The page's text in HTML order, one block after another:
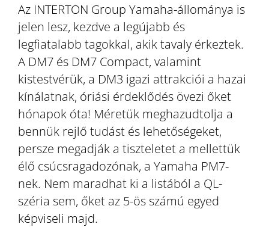
Az INTERTON Group Yamaha-állománya is
jelen lesz, kezdve a legújabb és
legfiatalabb tagokkal, akik tavaly érkeztek.
A DM7 és DM7 Compact, valamint
kistestvérük, a DM3 igazi attrakciói a hazai
kínálatnak, óriási érdeklődés övezi őket
hónapok óta! Méretük meghazudtolja a
bennük rejlő tudást és lehetőségeket,
persze megadják a tiszteletet a mellettük
élő csúcsragadozónak, a Yamaha PM7-
nek. Nem maradhat ki a listából a QL-
széria sem, őket az 5-ös számú egyed
képviseli majd.